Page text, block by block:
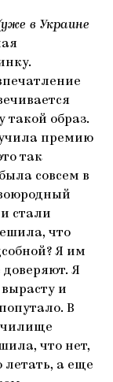
в Украине
такой образ.
премию
так
совсем в
стали
что
Я им
Я
и
В
что нет,
летать, а еще